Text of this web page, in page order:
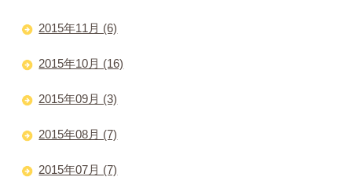
2015年11月 (6)
2015年10月 (16)
2015年09月 (3)
2015年08月 (7)
2015年07月 (7)